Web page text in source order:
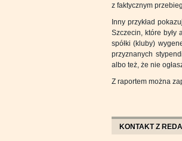
z faktycznym
Inny przykład
Szczecin, które były
spółki (kluby)
przyznanych
albo też, że nie
Z raportem można
KONTAKT Z